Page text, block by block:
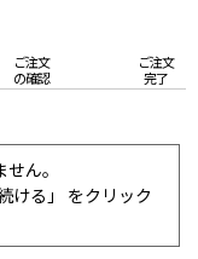
ご注文
の確認
ご注文
完了
ん。
ける」 をクリック